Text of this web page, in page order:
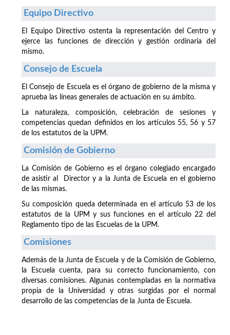
Equipo Directivo
El Equipo Directivo ostenta la representación del Centro y
ejerce las funciones de dirección y gestión ordinaria del
mismo.
Consejo de Escuela
El Consejo de Escuela es el órgano de gobierno de la misma y
aprueba las líneas generales de actuación en su ámbito.
La naturaleza, composición, celebración de sesiones y
competencias quedan definidos en los artículos 55, 56 y 57
de los estatutos de la UPM.
Comisión de Gobierno
La Comisión de Gobierno es el órgano colegiado encargado
de asistir al Director y a la Junta de Escuela en el gobierno
de las mismas.
Su composición queda determinada en el artículo 53 de los
estatutos de la UPM y sus funciones en el artículo 22 del
Reglamento tipo de las Escuelas de la UPM.
Comisiones
Además de la Junta de Escuela y de la Comisión de Gobierno,
la Escuela cuenta, para su correcto funcionamiento, con
diversas comisiones. Algunas contempladas en la normativa
propia de la Universidad y otras surgidas por el normal
desarrollo de las competencias de la Junta de Escuela.